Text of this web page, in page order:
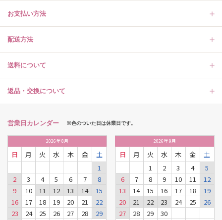
お支払い方法
配送方法
送料について
返品・交換について
営業日カレンダー ※色のついた日は休業日です。
2026年8月
日 月 火 水 木 金
土
1
2
3 4 5 6 7
8
9
10 11 12 13 14
15
16
17 18 19 20 21
22
23
24 25 26 27 28
29
2026年9月
日 月 火 水 木 金
土
1
2 3 4
5
6
7 8 9 10 11
12
13
14 15 16 17 18
19
20
21 22 23 24 25
26
27
28 29 30